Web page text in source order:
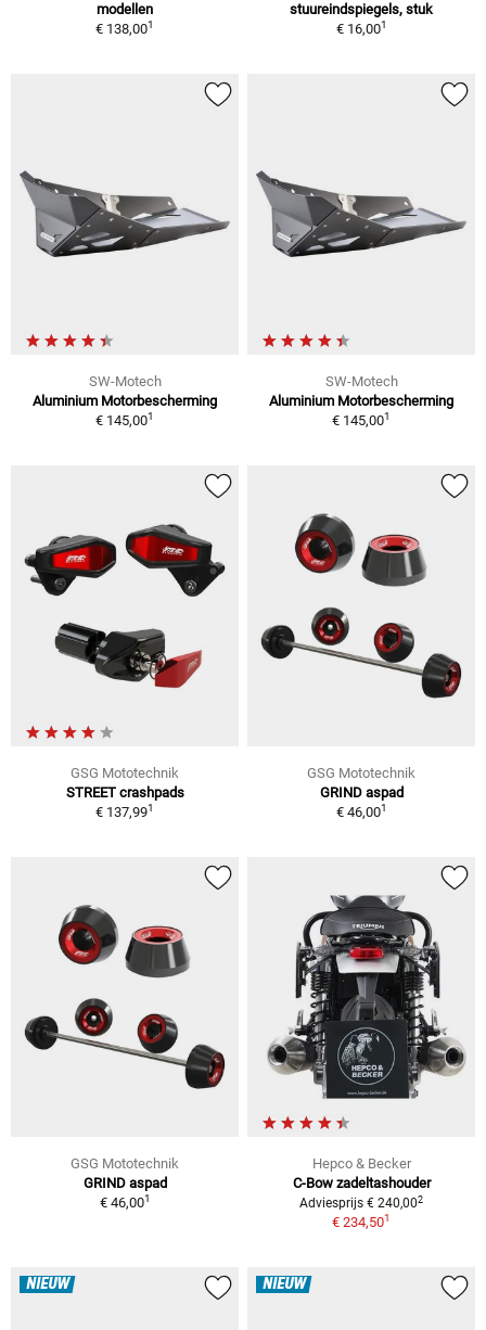
modellen
€ 138,001
stuureindspiegels, stuk
€ 16,001
SW-Motech
Aluminium Motorbescherming
€ 145,001
SW-Motech
Aluminium Motorbescherming
€ 145,001
GSG Mototechnik
STREET crashpads
€ 137,991
GSG Mototechnik
GRIND aspad
€ 46,001
GSG Mototechnik
GRIND aspad
€ 46,001
Hepco & Becker
C-Bow zadeltashouder
Adviesprijs € 240,002
€ 234,501
NIEUW NIEUW